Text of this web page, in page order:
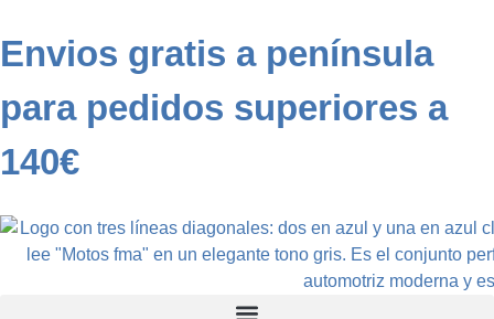
Envios gratis a península
para pedidos superiores a
140€